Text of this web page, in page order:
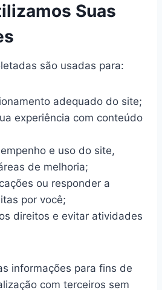
Suas
são usadas para:
adequado do site;
experiência com conteúdo
e uso do site,
de melhoria;
ou responder a
por você;
direitos e evitar atividades
informações para fins de
com terceiros sem